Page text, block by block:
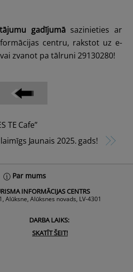
gadījumāsazinieties ar
centru, rakstot uz e-
zvanot pa tālruni 29130280!
TE Cafe”
Jaunais 2025. gads!
Par mums
INFORMĀCIJAS CENTRS
Alūksne, Alūksnes novads, LV-4301
DARBA LAIKS:
SKATĪT ŠEIT!